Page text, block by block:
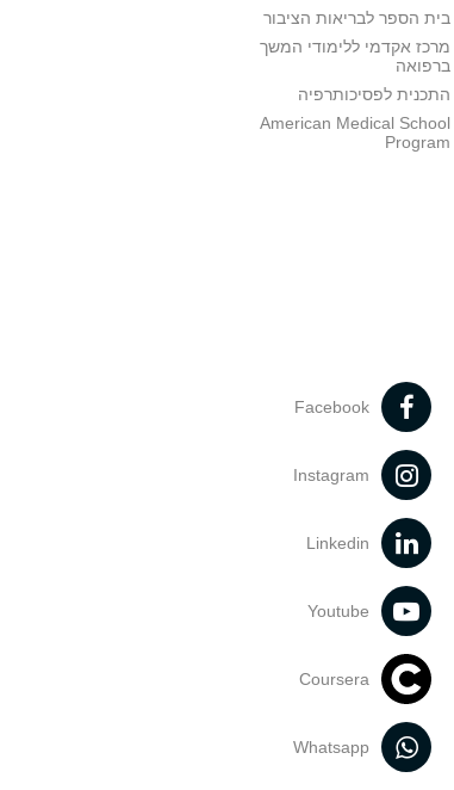
בית הספר לבריאות הציבור
מרכז אקדמי ללימודי המשך
ברפואה
התכנית לפסיכותרפיה
American Medical School
Program
Facebook
Instagram
Linkedin
Youtube
Coursera
Whatsapp